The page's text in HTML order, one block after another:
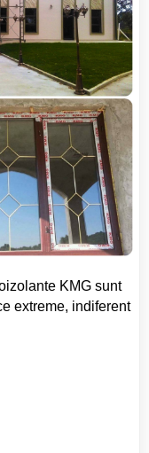
KMG sunt
extreme, indiferent